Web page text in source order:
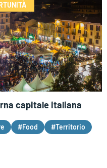
capitale italiana
#Food #Territorio